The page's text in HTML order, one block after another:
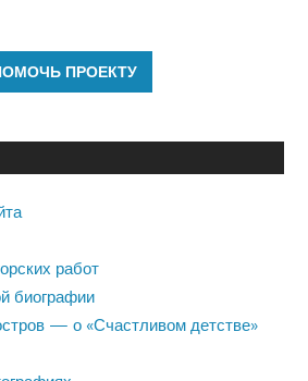
работ
биографии
— о «Счастливом детстве»